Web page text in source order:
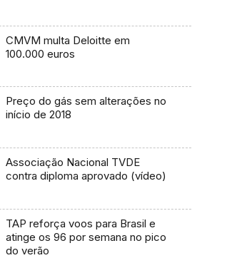
CMVM multa Deloitte em
100.000 euros
Preço do gás sem alterações no
início de 2018
Associação Nacional TVDE
contra diploma aprovado (vídeo)
TAP reforça voos para Brasil e
atinge os 96 por semana no pico
do verão